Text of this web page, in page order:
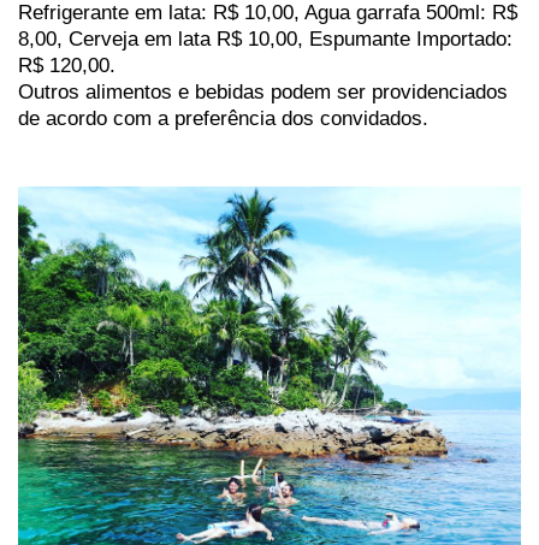
Refrigerante em lata: R$ 10,00, Agua garrafa 500ml: R$
8,00, Cerveja em lata R$ 10,00, Espumante Importado:
R$ 120,00.
Outros alimentos e bebidas podem ser providenciados
de acordo com a preferência dos convidados.